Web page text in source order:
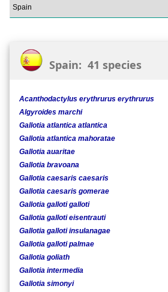
Spain: 41 species
Acanthodactylus erythrurus erythrurus
Algyroides marchi
Gallotia atlantica atlantica
Gallotia atlantica mahoratae
Gallotia auaritae
Gallotia bravoana
Gallotia caesaris caesaris
Gallotia caesaris gomerae
Gallotia galloti galloti
Gallotia galloti eisentrauti
Gallotia galloti insulanagae
Gallotia galloti palmae
Gallotia goliath
Gallotia intermedia
Gallotia simonyi